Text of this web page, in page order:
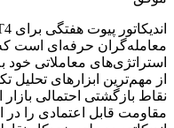
معامله‌گران حرفه‌ای است
استراتژی‌های معاملاتی خود
از مهم‌ترین ابزارهای
نقاط بازگشتی احتمالی
مقاومت قابل اعتمادی را در